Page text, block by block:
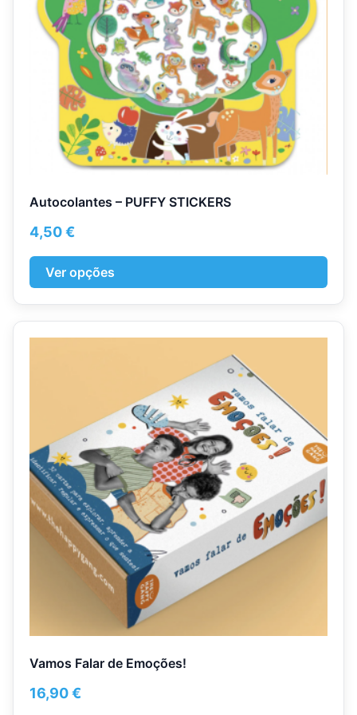
Autocolantes – PUFFY STICKERS
4,50€
Ver opções
be
chosen
product
Vamos Falar de Emoções!
16,90€